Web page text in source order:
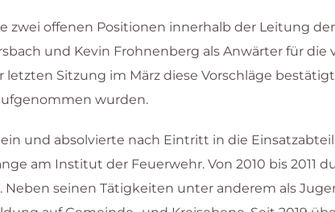
zwei offenen Positionen innerhalb der Leitung
und Kevin Frohnenberg als Anwärter für die
Sitzung im März diese Vorschläge
wurden.
und absolvierte nach Eintritt in die
am Institut der Feuerwehr. Von 2010 bis 2011
seinen Tätigkeiten unter anderem als